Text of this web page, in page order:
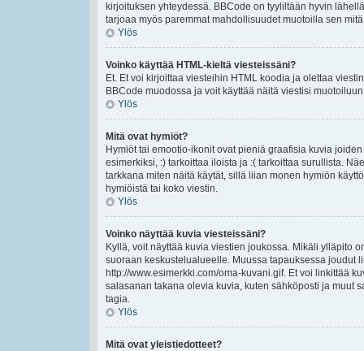
kirjoituksen yhteydessä. BBCode on tyyliltään hyvin
tarjoaa myös paremmat mahdollisuudet muotoilla sen
Ylös
Voinko käyttää HTML-kieltä viesteissäni?
Et. Et voi kirjoittaa viesteihin HTML koodia ja olettaa
BBCode muodossa ja voit käyttää näitä viestisi
Ylös
Mitä ovat hymiöt?
Hymiöt tai emootio-ikonit ovat pieniä graafisia kuvia
esimerkiksi, :) tarkoittaa iloista ja :( tarkoittaa surullista.
tarkkana miten näitä käytät, sillä liian monen hymiön
hymiöistä tai koko viestin.
Ylös
Voinko näyttää kuvia viesteissäni?
Kyllä, voit näyttää kuvia viestien joukossa. Mikäli ylläpito
suoraan keskustelualueelle. Muussa tapauksessa joudut
http://www.esimerkki.com/oma-kuvani.gif. Et voi linkittää
salasanan takana olevia kuvia, kuten sähköposti ja muut
tagia.
Ylös
Mitä ovat yleistiedotteet?